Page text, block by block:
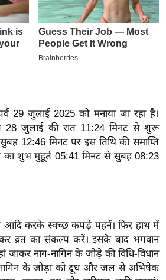
29 जुलाई 2025 को मनाया जा रहा है।
जुलाई की रात 11:24 मिनट से शुरू
12:46 मिनट पर इस तिथि की समाप्ति
का शुभ मुहू्र्त 05:41 मिनट से सुबह 08:23
आदि करके स्वच्छ कपड़े पहनें। फिर हाथ में
का संकल्प करें। इसके बाद भगवान
जाकर नाग-नागिन के जोड़े की विधि-विधान
नागिन के जोड़ा को दूध और जल से अभिषेक